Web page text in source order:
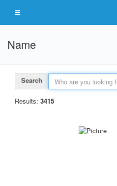
Name
Search
Results: 3415